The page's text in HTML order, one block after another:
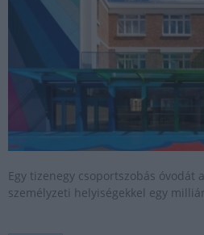
Egy tizenegy csoportszobás óvodát
személyzeti helyiségekkel egy